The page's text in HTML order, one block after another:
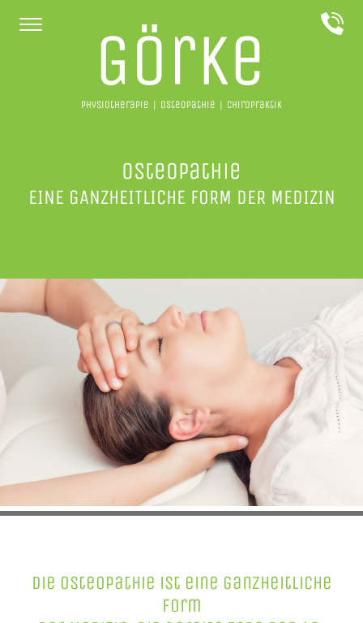
Physiotherapie Osteopathie Chiropraktik
Osteopathie
EINE GANZHEITLICHE FORM DER MEDIZIN
Die Osteopathie ist eine ganzheitliche
Form
Home
Unser Angebot
Team
FAQ